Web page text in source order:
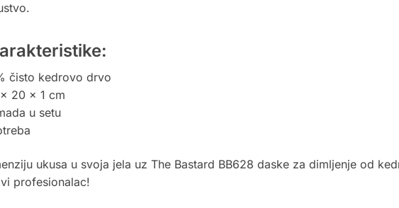
čisto kedrovo drvo
20 x 1 cm
u setu
ukusa u svoja jela uz The Bastard BB628 daske za dimljenje od
profesionalac!